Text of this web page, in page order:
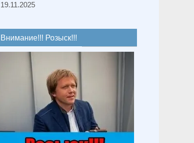
19.11.2025
Внимание!!! Розыск!!!